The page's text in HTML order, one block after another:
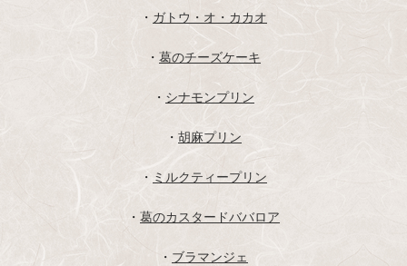
・ ガトウ・オ・カカオ
・ 葛のチーズケーキ
・ シナモンプリン
・ 胡麻プリン
・ ミルクティープリン
・ 葛のカスタードババロア
・ ブラマンジェ